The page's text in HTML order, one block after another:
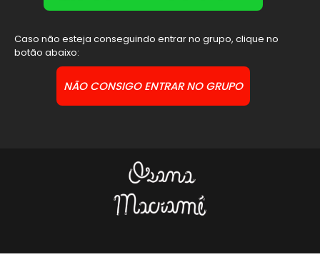
Caso não esteja conseguindo entrar no grupo, clique no
botão abaixo:
NÃO CONSIGO ENTRAR NO GRUPO